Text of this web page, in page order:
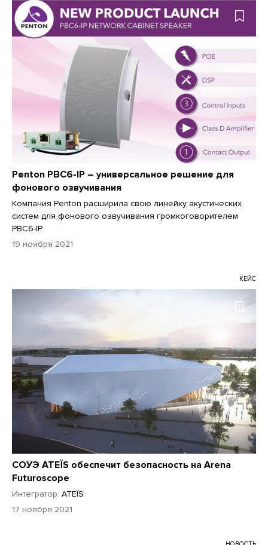
Penton PBC6-IP – универсальное решение для
фонового озвучивания
Компания Penton расширила свою линейку акустических
систем для фонового озвучивания громкоговорителем
PBC6-IP.
19 ноября 2021
КЕЙС
СОУЭ ATEÏS обеспечит безопасность на Arena
Futuroscope
Интегратор: ATEÏS
17 ноября 2021